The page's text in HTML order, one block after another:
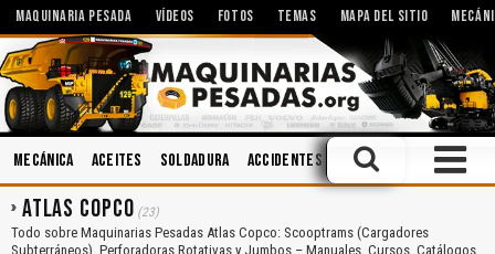
MAQUINARIA PESADA VÍDEOS FOTOS TEMAS MAPA DEL SITIO
Mecánica Aceites Soldadura Accidentes Sistemas Hidráulicos
ATLAS COPCO (23)
Todo sobre Maquinarias Pesadas Atlas Copco: Scooptrams (Cargadores
Subterráneos), Perforadoras Rotativas y Jumbos – Manuales, Cursos, Catálogos